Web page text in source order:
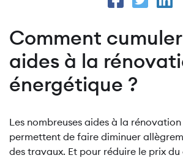
Comment
aides à la
énergétique ?
Les nombreuses aides à la
permettent de faire diminuer
des travaux. Et pour réduire le prix